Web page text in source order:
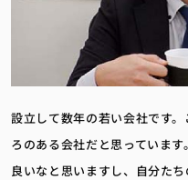
設立して数年の若い会社です
ろのある会社だと思っていま
良いなと思いますし、自分た